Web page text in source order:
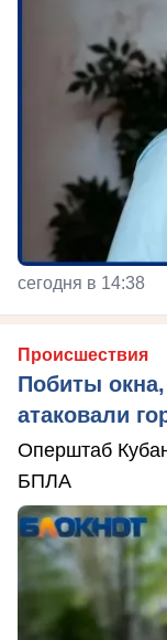
сегодня в 14:38
Происшествия
Побиты
атаковали
Оперштаб
БПЛА